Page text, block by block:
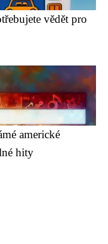
vědět pro
americké
hity